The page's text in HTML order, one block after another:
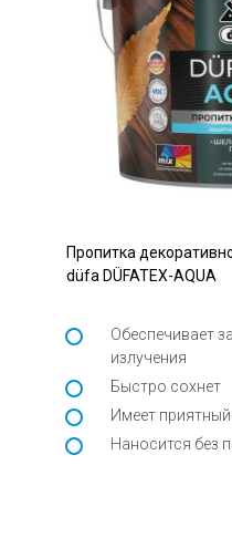
Пропитка
düfa DÜFATEX-AQUA
Обеспечивает
излучения
Быстро сохнет
Имеет приятный
Наносится без